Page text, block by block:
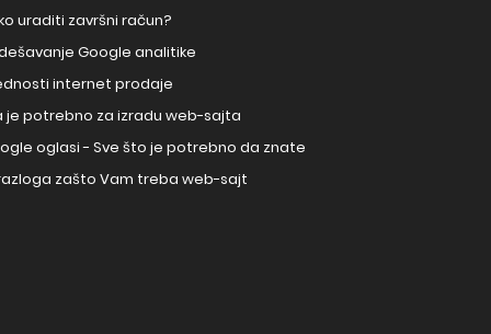
uraditi završni račun?
Google analitike
internet prodaje
je potrebno za izradu web-sajta
oglasi - Sve što je potrebno da znate
zašto Vam treba web-sajt